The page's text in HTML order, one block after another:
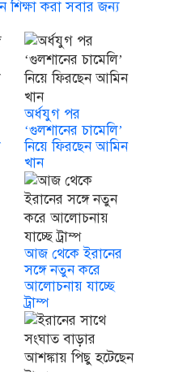
শিক্ষা করা সবার জন্য
অর্ধযুগ পর
‘গুলশানের চামেলি’
নিয়ে ফিরছেন আমিন
খান
আজ থেকে ইরানের
সঙ্গে নতুন করে
আলোচনায় যাচ্ছে
ট্রাম্প